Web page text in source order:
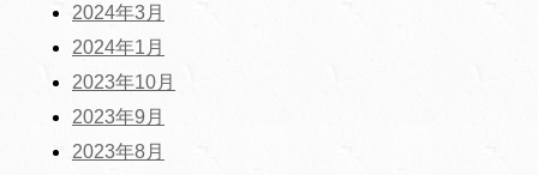
2024年3月
2024年1月
2023年10月
2023年9月
2023年8月